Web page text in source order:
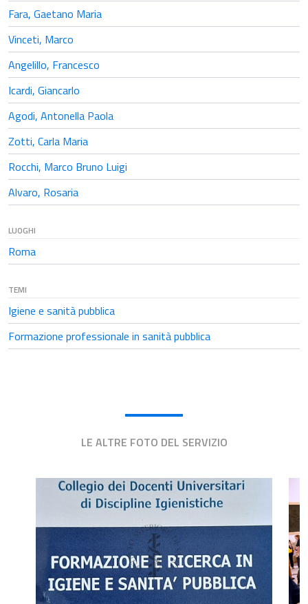
Fara, Gaetano Maria
Vinceti, Marco
Angelillo, Francesco
Icardi, Giancarlo
Agodi, Antonella Paola
Zotti, Carla Maria
Rocchi, Marco Bruno Luigi
Alvaro, Rosaria
LUOGHI
Roma
TEMI
Igiene e sanità pubblica
Formazione professionale in sanità pubblica
LE ALTRE FOTO DEL SERVIZIO